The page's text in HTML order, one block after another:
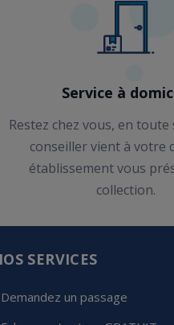
Service à
Restez chez vous, en toute
conseiller vient à votre
établissement vous
collection.
SERVICES
Demandez un passage